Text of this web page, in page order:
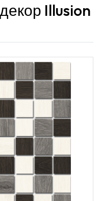
Illusion